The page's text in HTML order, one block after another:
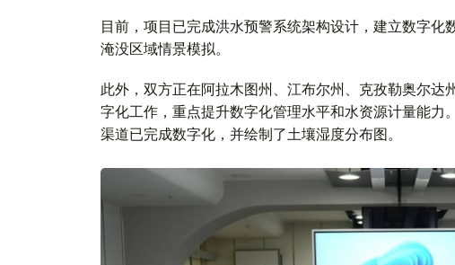
目前，项目已完成洪水预警系统架构设计，建立数字
淹没区域情景模拟。
此外，双方正在阿拉木图州、江布尔州、克孜勒奥尔
字化工作，重点提升数字化管理水平和水资源计量能
渠道已完成数字化，并绘制了土壤湿度分布图。